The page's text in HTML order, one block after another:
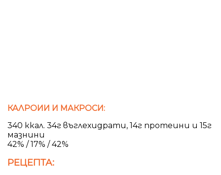
КАЛРОИИ И МАКРОСИ:
340 ккал. 34г въглехидрати, 14г протеини и 15г
мазнини
42% / 17% / 42%
РЕЦЕПТА: